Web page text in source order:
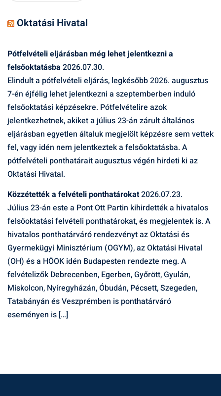
Oktatási Hivatal
Pótfelvételi eljárásban még lehet jelentkezni a
felsőoktatásba 2026.07.30.
Elindult a pótfelvételi eljárás, legkésőbb 2026. augusztus
7-én éjfélig lehet jelentkezni a szeptemberben induló
felsőoktatási képzésekre. Pótfelvételire azok
jelentkezhetnek, akiket a július 23-án zárult általános
eljárásban egyetlen általuk megjelölt képzésre sem vettek
fel, vagy idén nem jelentkeztek a felsőoktatásba. A
pótfelvételi ponthatárait augusztus végén hirdeti ki az
Oktatási Hivatal.
Közzétették a felvételi ponthatárokat2026.07.23.
Július 23-án este a Pont Ott Partin kihirdették a hivatalos
felsőoktatási felvételi ponthatárokat, és megjelentek is. A
hivatalos ponthatárváró rendezvényt az Oktatási és
Gyermekügyi Minisztérium (OGYM), az Oktatási Hivatal
(OH) és a HÖOK idén Budapesten rendezte meg. A
felvételizők Debrecenben, Egerben, Győrött, Gyulán,
Miskolcon, Nyíregyházán, Óbudán, Pécsett, Szegeden,
Tatabányán és Veszprémben is ponthatárváró
eseményen is […]